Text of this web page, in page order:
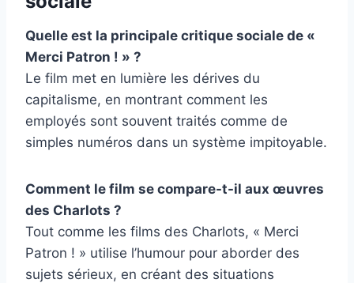
Quelle est la principale critique sociale de «
Merci Patron ! » ?
Le film met en lumière les dérives du
capitalisme, en montrant comment les
employés sont souvent traités comme de
simples numéros dans un système impitoyable.
Comment le film se compare-t-il aux œuvres
des Charlots ?
Tout comme les films des Charlots, « Merci
Patron ! » utilise l’humour pour aborder des
sujets sérieux, en créant des situations